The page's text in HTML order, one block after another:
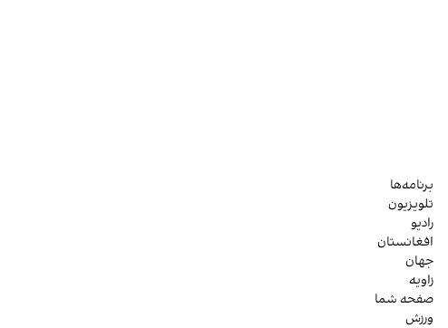
برنامه‌ها
تلویزیون
رادیو
افغانستان
جهان
زاویه
صفحه شما
ورزش